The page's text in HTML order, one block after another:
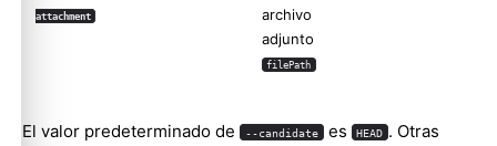
attachment
archivo
adjunto
filePath
El valor predeterminado de --candidate es HEAD . Otras